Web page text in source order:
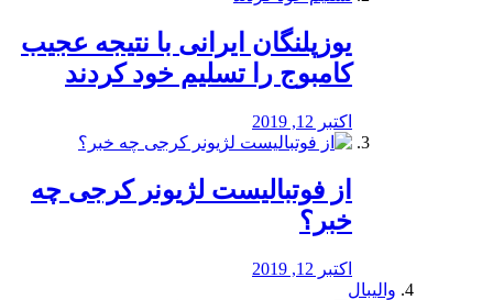
یوزپلنگان ایرانی با نتیجه عجیب
کامبوج را تسلیم خود کردند
اکتبر 12, 2019
از فوتبالیست لژیونر کرجی چه
خبر؟
اکتبر 12, 2019
والیبال